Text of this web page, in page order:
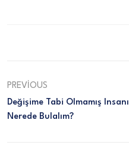
PREVIOUS
Değişime Tabi Olmamış Insanı
Nerede Bulalım?